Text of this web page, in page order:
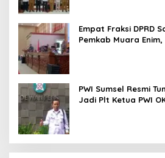
Empat Fraksi DPRD
Pemkab Muara
PWI Sumsel Resmi
Jadi Plt Ketua PWI